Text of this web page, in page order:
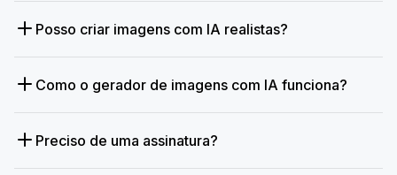
Posso criar imagens com IA realistas?
Como o gerador de imagens com IA funciona?
Preciso de uma assinatura?